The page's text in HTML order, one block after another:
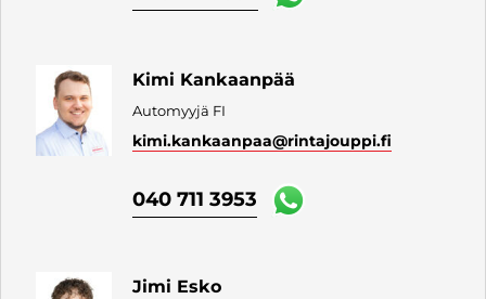
Kimi Kankaanpää
Automyyjä FI
kimi.kankaanpaa@rintajouppi.fi
040 711 3953
Jimi Esko